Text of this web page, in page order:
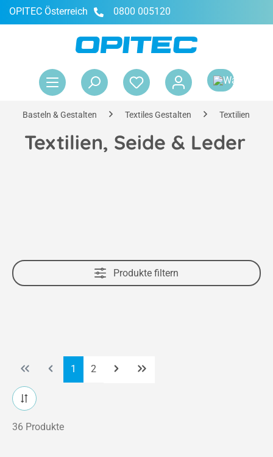
springen
OPITEC Österreich 0800 005120
Basteln & Gestalten Textiles Gestalten Textilien
Textilien, Seide & Leder
Produkte filtern
Seite
1 Seite
2
36 Produkte